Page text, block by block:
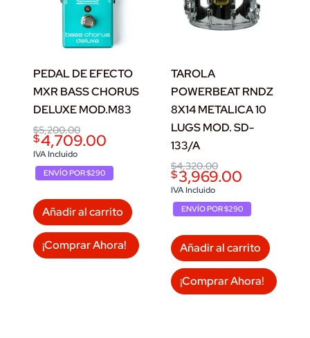
PEDAL DE EFECTO
MXR BASS CHORUS
DELUXE MOD.M83
$5,200.00
Original
price
was:
$5,200.00.
$4,709.00
Current
price
is:
$4,709.00.
IVA Incluido
ENVÍO POR $290
Añadir al carrito
¡Comprar Ahora!
TAROLA
POWERBEAT RNDZ
8X14 METALICA 10
LUGS MOD. SD-
133/A
$4,320.00
Original
price
was:
$4,320.00.
$3,969.00
Current
price
is:
$3,969.00.
IVA Incluido
ENVÍO POR $290
Añadir al carrito
¡Comprar Ahora!